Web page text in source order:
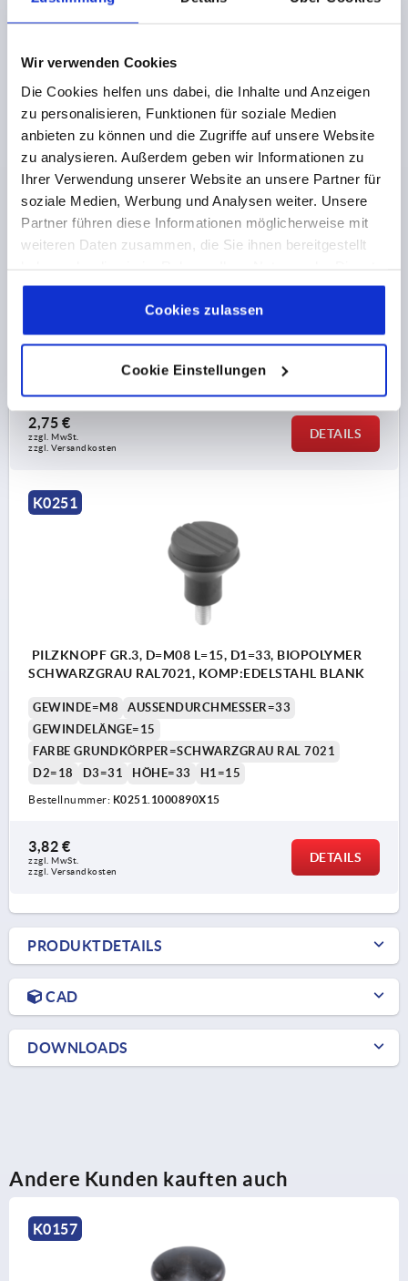
Wir verwenden Cookies
Die Cookies helfen uns dabei, die Inhalte und Anzeigen
zu personalisieren, Funktionen für soziale Medien
anbieten zu können und die Zugriffe auf unsere Website
zu analysieren. Außerdem geben wir Informationen zu
Ihrer Verwendung unserer Website an unsere Partner für
soziale Medien, Werbung und Analysen weiter. Unsere
Partner führen diese Informationen möglicherweise mit
weiteren Daten zusammen, die Sie ihnen bereitgestellt
gesammelt haben.Cookie Richtlinien
Datenschutz|AGB
Cookies zulassen
Cookie Einstellungen
zzgl. Versandkosten
PILZKNOPF GR.2, D=M06 L=15, D1=25, BIOPOLYMER
SCHWARZGRAU RAL7021, KOMP:EDELSTAHL BLANK
GEWINDE=M6
AUSSENDURCHMESSER=25
GEWINDELÄNGE=15
D2=14
D3=23 HÖHE=25 H1=12
K0251.1000690X15
2,75 €
zzgl. MwSt.
zzgl. Versandkosten
DETAILS
K0251
PILZKNOPF GR.3, D=M08 L=15, D1=33, BIOPOLYMER
SCHWARZGRAU RAL7021, KOMP:EDELSTAHL BLANK
GEWINDE=M8
AUSSENDURCHMESSER=33
GEWINDELÄNGE=15
FARBE GRUNDKÖRPER=SCHWARZGRAU RAL 7021
D2=18
D3=31 HÖHE=33 H1=15
Bestellnummer: K0251.1000890X15
3,82 €
zzgl. MwSt.
zzgl. Versandkosten
DETAILS
PRODUKTDETAILS
CAD
DOWNLOADS
Andere Kunden kauften auch
K0251